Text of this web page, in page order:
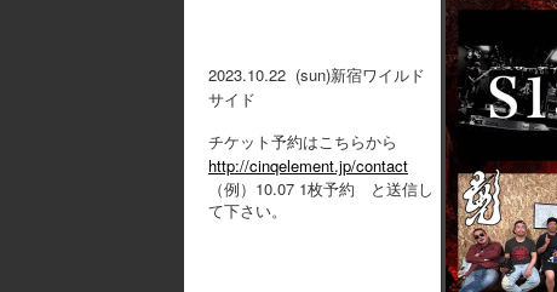
2023.10.22 (sun)新宿ワイルド
サイド
チケット予約はこちらから
http://cinqelement.jp/contact
（例） 10.07 1枚予約 と送信し
て下さい。